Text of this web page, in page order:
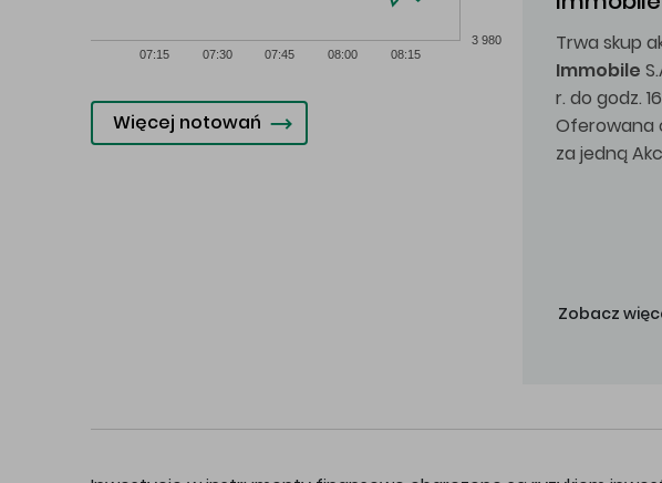
07:15 07:30 07:45 08:00 08:15
3 980
Więcej notowań
Trwa skup
Immobile
r. do godz.
Oferowana
za jedną
Zobacz